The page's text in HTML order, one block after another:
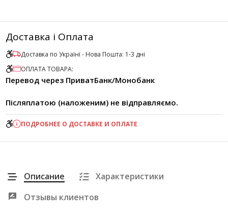
Доставка і Оплата
Доставка по Українї - Нова Пошта: 1-3 дні
ОПЛАТА ТОВАРА:
Перевод через ПриватБанк/Монобанк
Післяплатою (наложеним) не відправляємо.
ПОДРОБНЕЕ О ДОСТАВКЕ И ОПЛАТЕ
Описание
Характеристики
Отзывы клиентов